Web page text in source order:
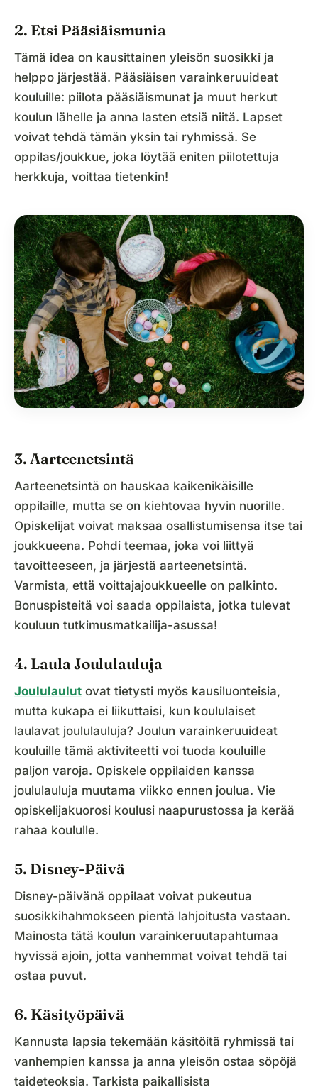
2. Etsi Pääsiäismunia
Tämä idea on kausittainen yleisön suosikki ja
helppo järjestää. Pääsiäisen varainkeruuideat
kouluille: piilota pääsiäismunat ja muut herkut
koulun lähelle ja anna lasten etsiä niitä. Lapset
voivat tehdä tämän yksin tai ryhmissä. Se
oppilas/joukkue, joka löytää eniten piilotettuja
herkkuja, voittaa tietenkin!
3. Aarteenetsintä
Aarteenetsintä on hauskaa kaikenikäisille
oppilaille, mutta se on kiehtovaa hyvin nuorille.
Opiskelijat voivat maksaa osallistumisensa itse tai
joukkueena. Pohdi teemaa, joka voi liittyä
tavoitteeseen, ja järjestä aarteenetsintä.
Varmista, että voittajajoukkueelle on palkinto.
Bonuspisteitä voi saada oppilaista, jotka tulevat
kouluun tutkimusmatkailija-asussa!
4. Laula Joululauluja
Joululaulut ovat tietysti myös kausiluonteisia,
mutta kukapa ei liikuttaisi, kun koululaiset
laulavat joululauluja? Joulun varainkeruuideat
kouluille tämä aktiviteetti voi tuoda kouluille
paljon varoja. Opiskele oppilaiden kanssa
joululauluja muutama viikko ennen joulua. Vie
opiskelijakuorosi koulusi naapurustossa ja kerää
rahaa koululle.
5. Disney-Päivä
Disney-päivänä oppilaat voivat pukeutua
suosikkihahmokseen pientä lahjoitusta vastaan.
Mainosta tätä koulun varainkeruutapahtumaa
hyvissä ajoin, jotta vanhemmat voivat tehdä tai
ostaa puvut.
6. Käsityöpäivä
Kannusta lapsia tekemään käsitöitä ryhmissä tai
vanhempien kanssa ja anna yleisön ostaa söpöjä
taideteoksia. Tarkista paikallisista